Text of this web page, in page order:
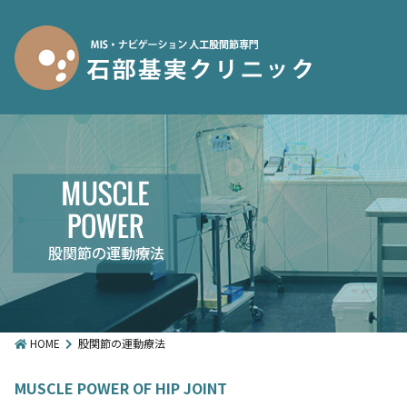
HOME 股関節の運動療法
MUSCLE POWER OF HIP JOINT